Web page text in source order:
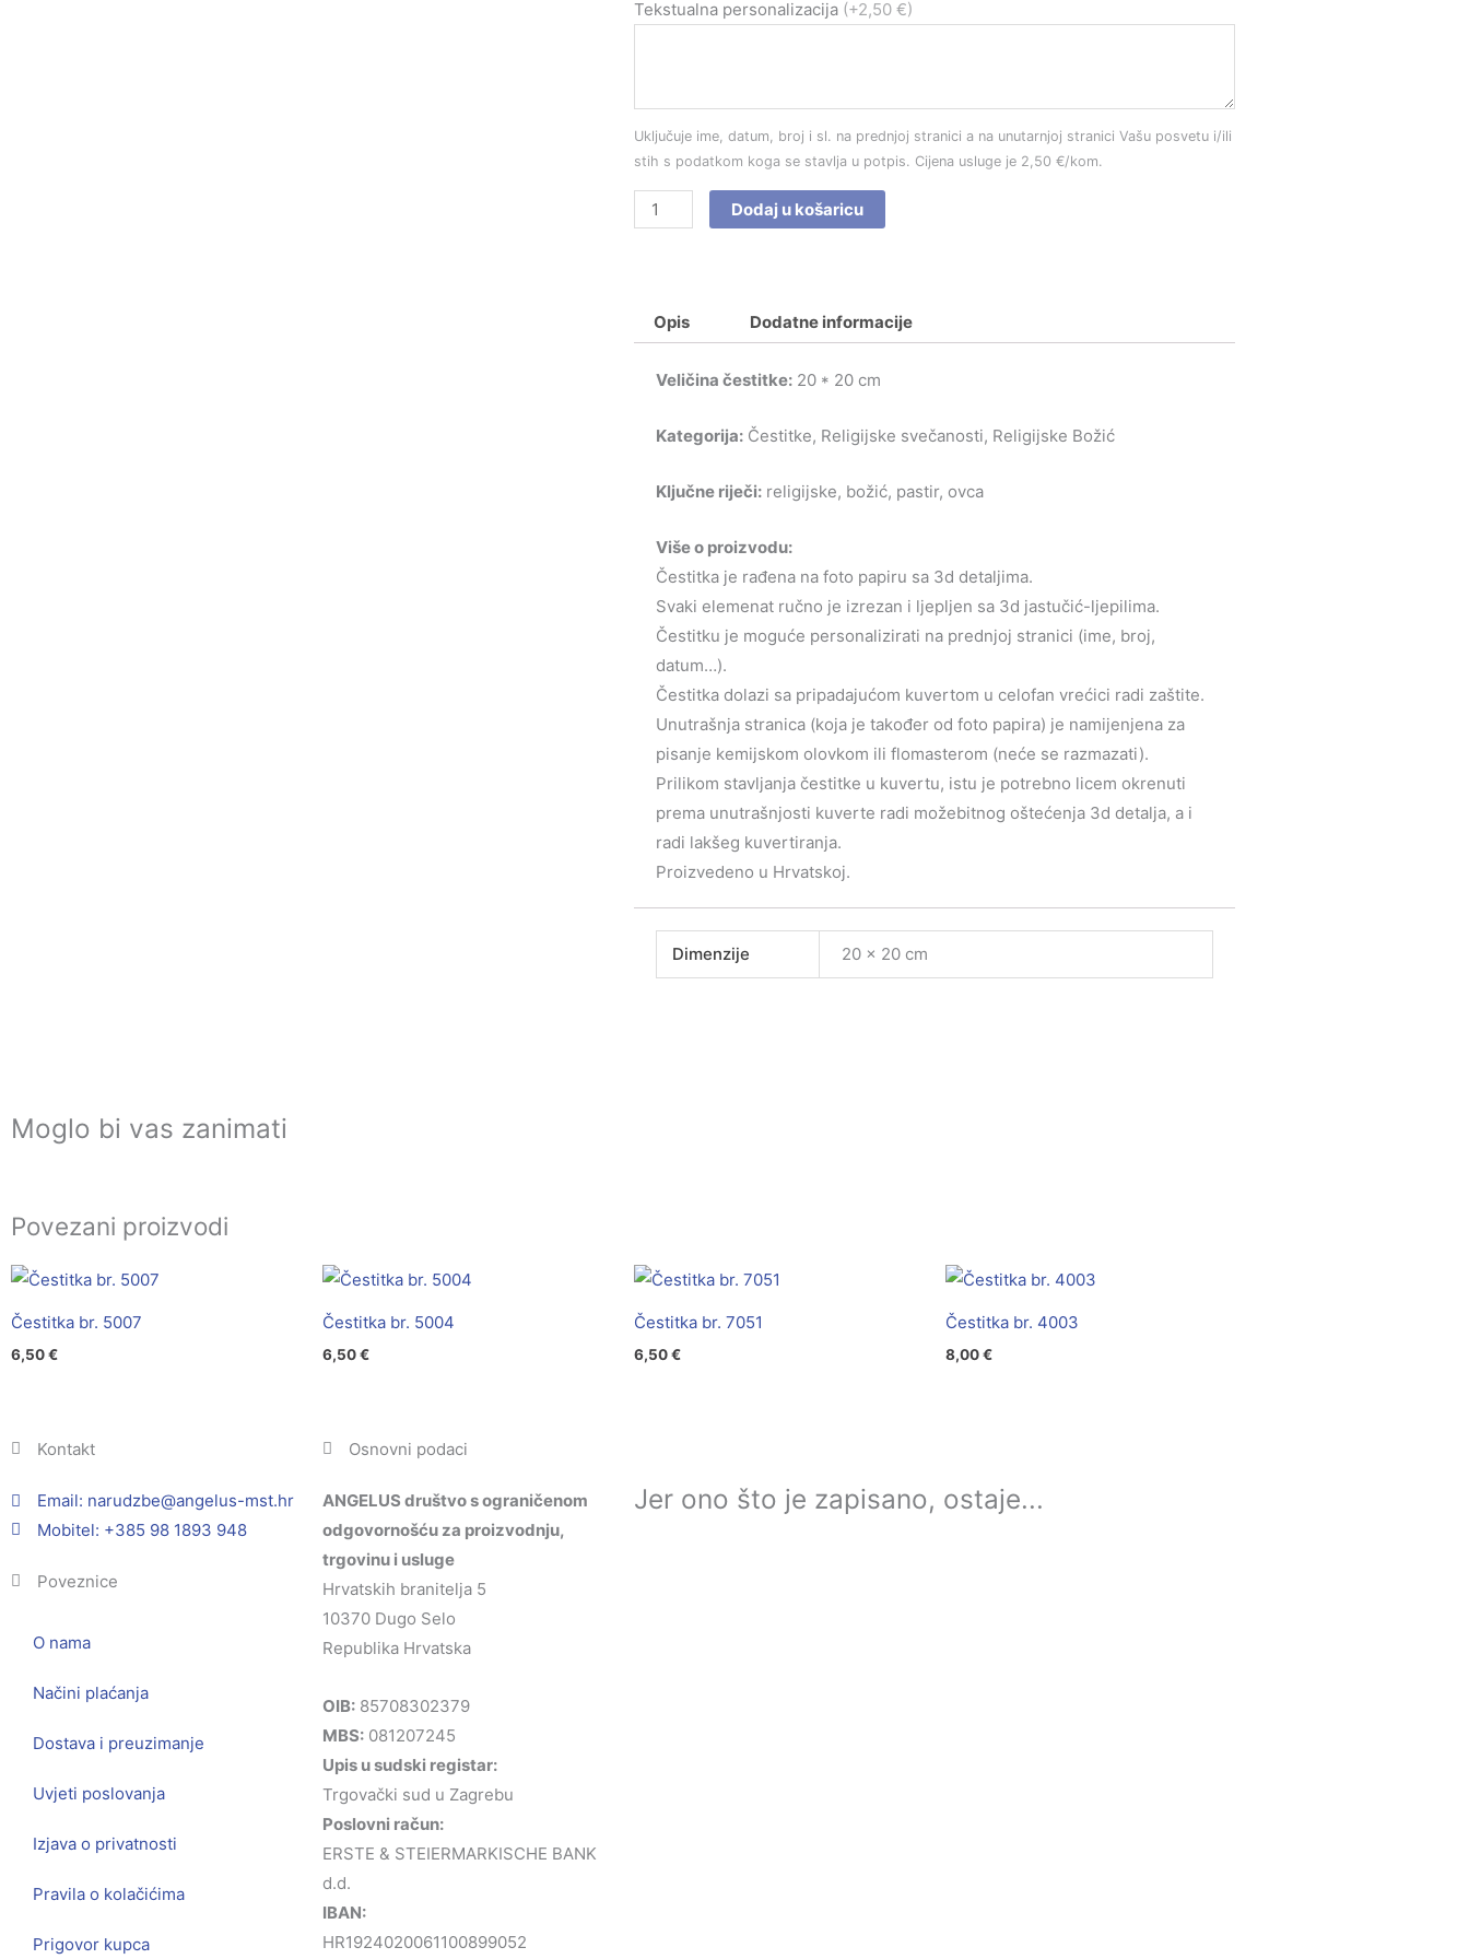
Tekstualna personalizacija (+2,50 €)
Uključuje ime, datum, broj i sl. na prednjoj stranici a na unutarnjoj stranici Vašu posvetu i/ili
stih s podatkom koga se stavlja u potpis. Cijena usluge je 2,50 €/kom.
Čestitka
Dodaj u košaricu
Opis Dodatne informacije
Veličina čestitke: 20 * 20 cm
Kategorija: Čestitke, Religijske svečanosti, Religijske Božić
Ključne riječi: religijske, božić, pastir, ovca
Više o proizvodu:
Čestitka je rađena na foto papiru sa 3d detaljima.
Svaki elemenat ručno je izrezan i ljepljen sa 3d jastučić-ljepilima.
Čestitku je moguće personalizirati na prednjoj stranici (ime, broj,
datum…).
Čestitka dolazi sa pripadajućom kuvertom u celofan vrećici radi zaštite.
Unutrašnja stranica (koja je također od foto papira) je namijenjena za
pisanje kemijskom olovkom ili flomasterom (neće se razmazati).
Prilikom stavljanja čestitke u kuvertu, istu je potrebno licem okrenuti
prema unutrašnjosti kuverte radi možebitnog oštećenja 3d detalja, a i
radi lakšeg kuvertiranja.
Proizvedeno u Hrvatskoj.
Dimenzije 20 × 20 cm
Moglo bi vas zanimati
Povezani proizvodi
Čestitka br. 5007
6,50€
Čestitka br. 5004
6,50€
Čestitka br. 7051
6,50€
Čestitka br. 4003
8,00€
Kontakt
Email: rh.tsm-sulegna
@ebzduran
Mobitel: +385 98 1893 948
Poveznice
O nama
Načini plaćanja
Dostava i preuzimanje
Uvjeti poslovanja
Izjava o privatnosti
Pravila o kolačićima
Prigovor kupca
Osnovni podaci
ANGELUS društvo s ograničenom
odgovornošću za proizvodnju,
trgovinu i usluge
Hrvatskih branitelja 5
10370 Dugo Selo
Republika Hrvatska
OIB: 85708302379
MBS: 081207245
Upis u sudski registar:
Trgovački sud u Zagrebu
Poslovni račun:
ERSTE & STEIERMARKISCHE BANK
d.d.
IBAN:
HR1924020061100899052
Jer ono što je zapisano, ostaje...